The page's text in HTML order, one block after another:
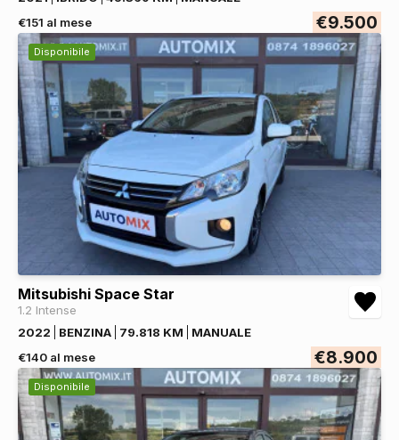
€151 al mese
€9.500
Disponibile
Mitsubishi Space Star
1.2 Intense
2022
BENZINA 79.818 KM
MANUALE
€140 al mese
€8.900
Disponibile